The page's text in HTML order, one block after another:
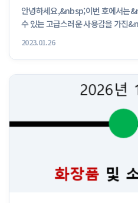
안녕하세요,&nbsp;이번 호에서는
수 있는 고급스러운 사용감을 가진
2023.01.26